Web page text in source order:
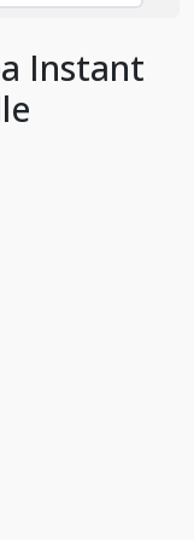
Instant